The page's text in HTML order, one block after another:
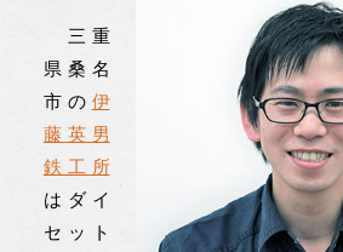
三重
県桑名
市の 伊
藤英男
鉄工所
はダイ
セット